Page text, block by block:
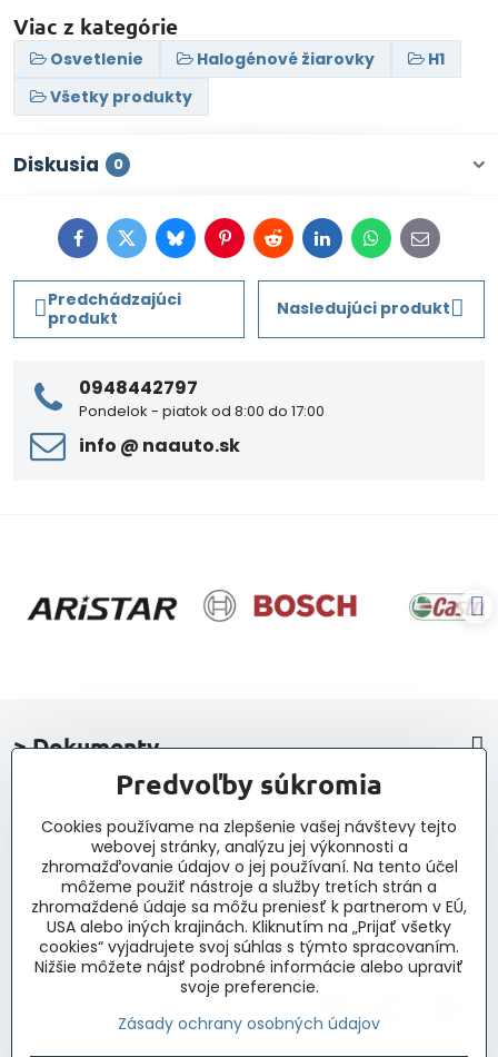
Viac z kategórie
Osvetlenie Halogénové žiarovky
H1
Všetky produkty
Diskusia 0
FacebookTwitterBlueskyPinterestRedditLinkedInWhatsApp
E-
mail
Predchádzajúci
produkt
Nasledujúci produkt
0948442797
Pondelok - piatok od 8:00 do 17:00
info ​@ naauto​.sk
> Dokumenty
> Kontakt a navigácia
> Novinky, články, príspevky
Predvoľby súkromia
Cookies používame na zlepšenie vašej návštevy tejto
webovej stránky, analýzu jej výkonnosti a
zhromažďovanie údajov o jej používaní. Na tento účel
môžeme použiť nástroje a služby tretích strán a
zhromaždené údaje sa môžu preniesť k partnerom v EÚ,
USA alebo iných krajinách. Kliknutím na „Prijať všetky
cookies“ vyjadrujete svoj súhlas s týmto spracovaním.
Nižšie môžete nájsť podrobné informácie alebo upraviť
svoje preferencie.
Zásady ochrany osobných údajov